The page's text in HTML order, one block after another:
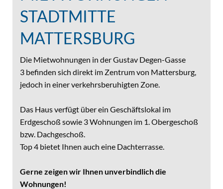
STADTMITTE
MATTERSBURG
Die Mietwohnungen in der Gustav Degen-Gasse
3 befinden sich direkt im Zentrum von Mattersburg,
jedoch in einer verkehrsberuhigten Zone.
Das Haus verfügt über ein Geschäftslokal im
Erdgeschoß sowie 3 Wohnungen im 1. Obergeschoß
bzw. Dachgeschoß.
Top 4 bietet Ihnen auch eine Dachterrasse.
Gerne zeigen wir Ihnen unverbindlich die
Wohnungen!